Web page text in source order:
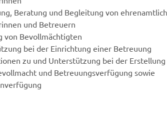
Beratung und Begleitung von
und Betreuern
von Bevollmächtigten
bei der Einrichtung einer Betreuung
zu und Unterstützung bei der
und Betreuungsverfügung sowie